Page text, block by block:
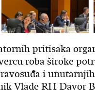
pritisaka
roba široke
i
Vlade RH Davor